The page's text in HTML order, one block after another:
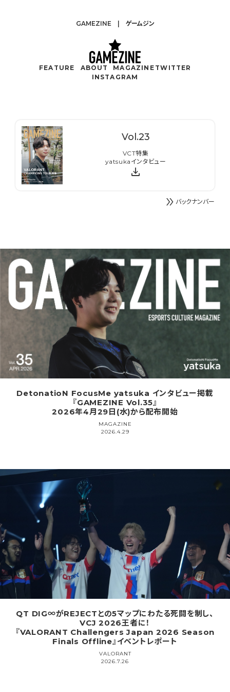
GAMEZINE | ゲームジン
FEATURE ABOUT MAGAZINE TWITTER
INSTAGRAM
Vol.23
VCT特集
yatsukaインタビュー
download
double_arrow バックナンバー
DetonatioN FocusMe yatsuka インタビュー掲載
『GAMEZINE Vol.35』
2026年4月29日(水)から配布開始
MAGAZINE
2026.4.29
QT DIG∞がREJECTとの5マップにわたる死闘を制し、
VCJ 2026王者に！
『VALORANT Challengers Japan 2026 Season
Finals Offline』イベントレポート
VALORANT
2026.7.26